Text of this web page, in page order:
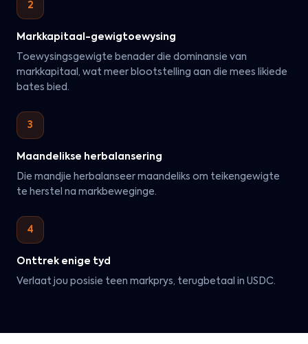
2
Markkapitaal-gewigtoewysing
Toewysingsgewigte benader die dominansie van
markkapitaal, wat meer blootstelling aan die mees likiede
bates bied.
3
Maandelikse herbalansering
Die mandjie herbalanseer maandeliks om teikengewigte
te herstel na markbeweginge.
4
Onttrek enige tyd
Verlaat jou posisie teen markprys, terugbetaal in USDC.